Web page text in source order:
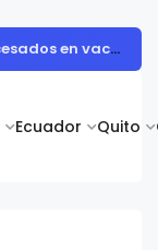
Ecuador Quito
Muestra de arte contemporáneo reunió a cuerpo diplomático y artistas nacionales en la Academia Diplomática Galo Plaza